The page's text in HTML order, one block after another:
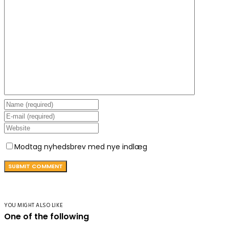
Modtag nyhedsbrev med nye indlæg
YOU MIGHT ALSO LIKE
One of the following